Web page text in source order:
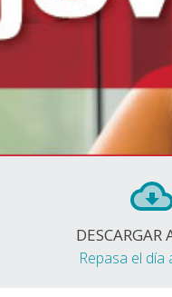
DESCARGAR
Repasa el día